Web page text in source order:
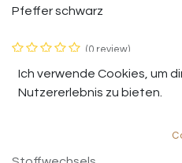
Pfeffer schwarz
(0 review)
Schwarzer Pfeffer stammt
bekannt für seinen
die Unterstützung der
Ich verwende Cookies, um
Nutzererlebnis zu bieten.